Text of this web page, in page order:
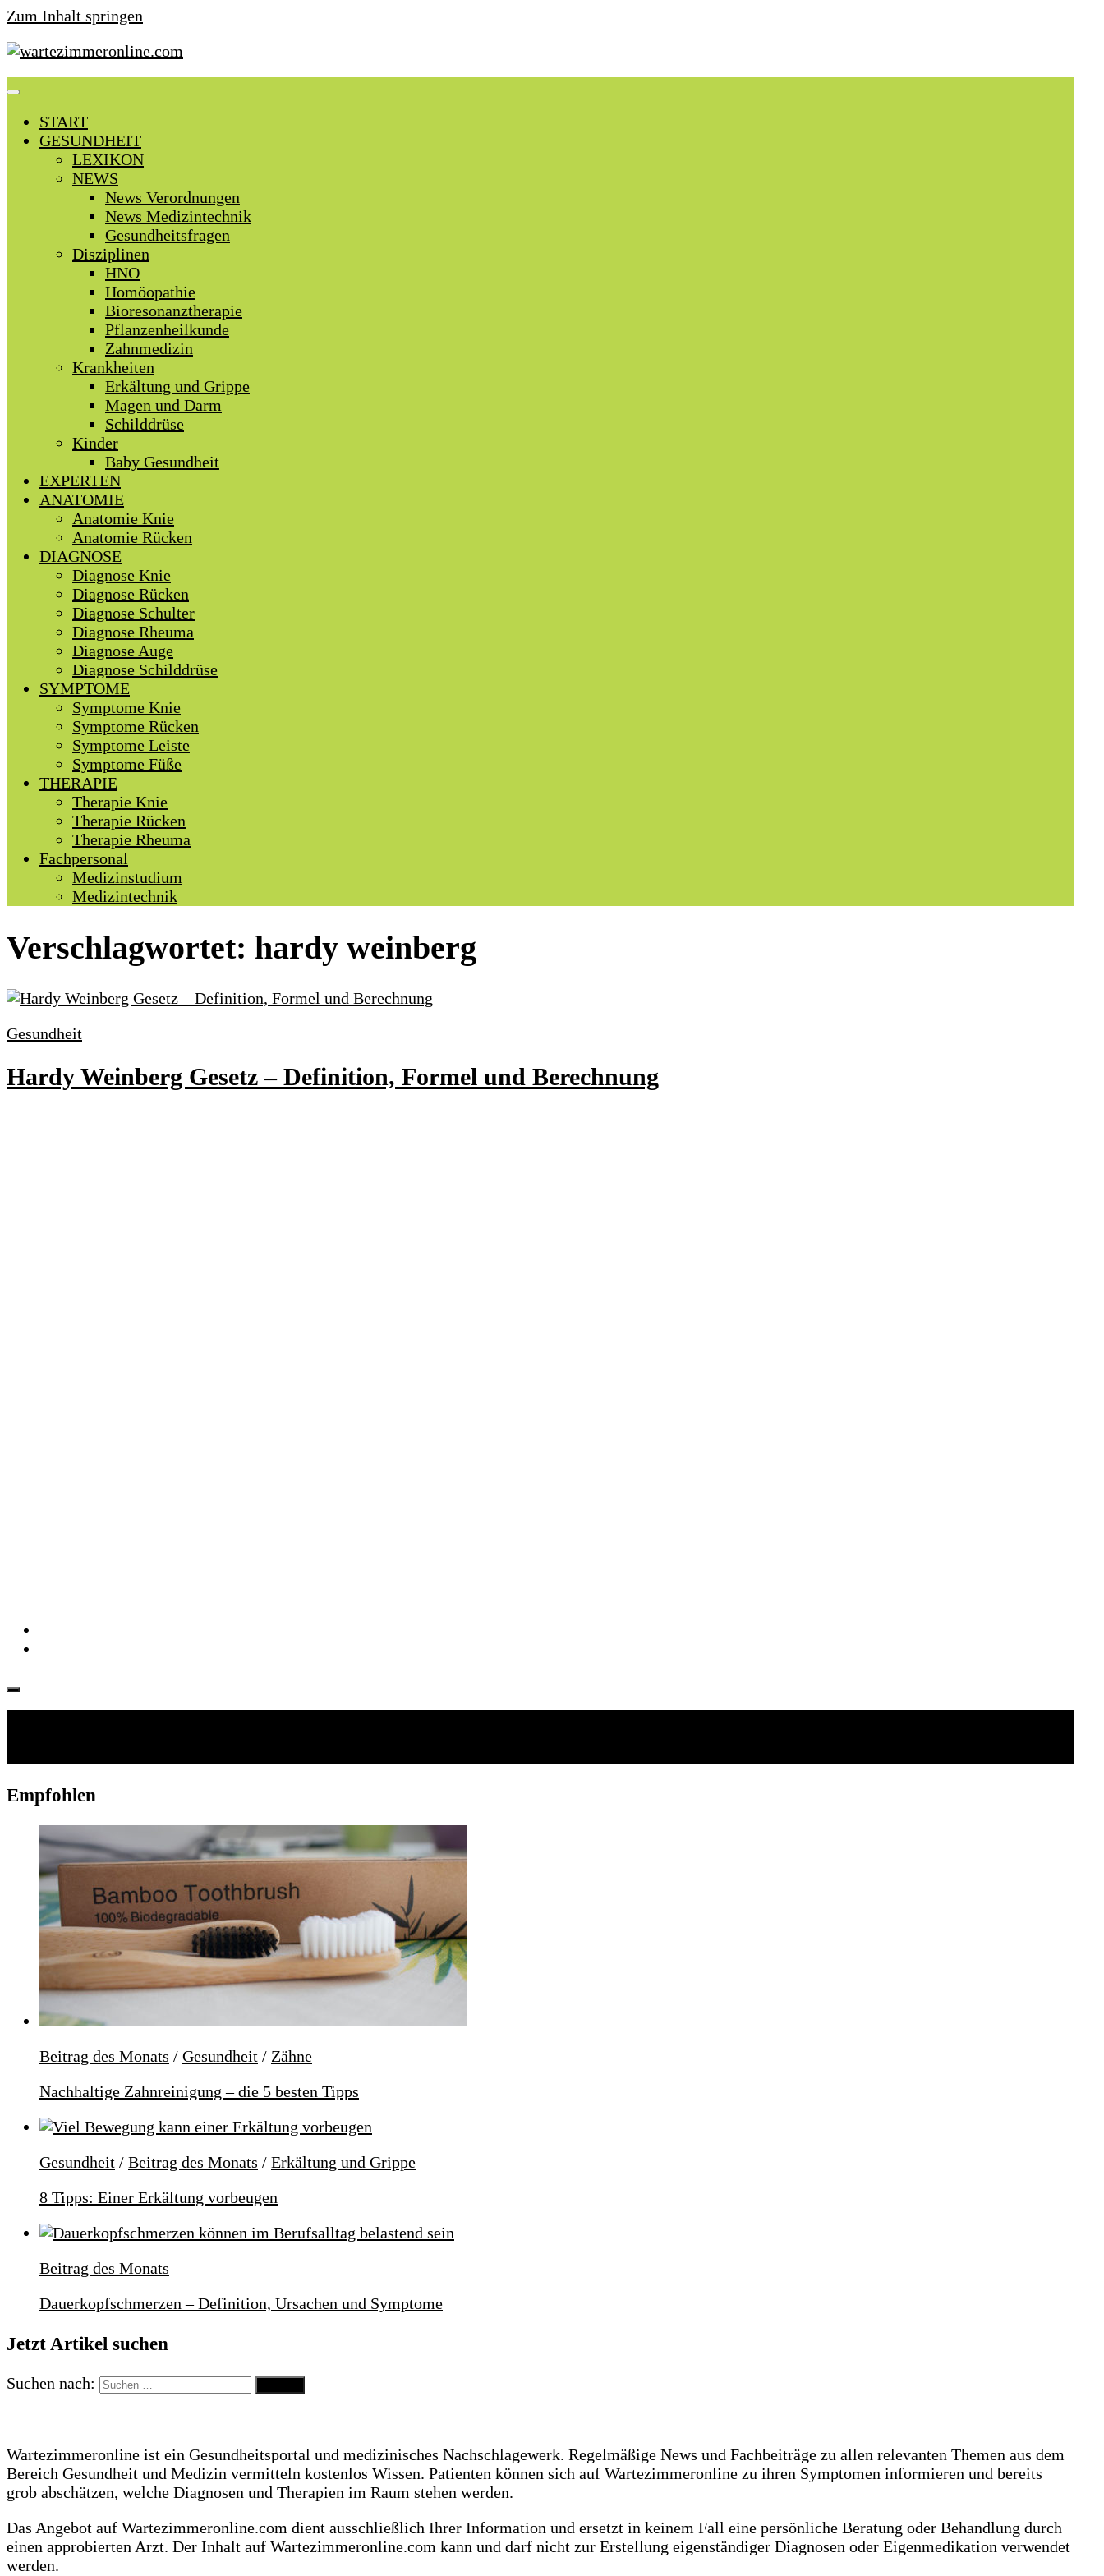
Zum Inhalt springen
START
GESUNDHEIT
LEXIKON
NEWS
News Verordnungen
News Medizintechnik
Gesundheitsfragen
Disziplinen
HNO
Homöopathie
Bioresonanztherapie
Pflanzenheilkunde
Zahnmedizin
Krankheiten
Erkältung und Grippe
Magen und Darm
Schilddrüse
Kinder
Baby Gesundheit
EXPERTEN
ANATOMIE
Anatomie Knie
Anatomie Rücken
DIAGNOSE
Diagnose Knie
Diagnose Rücken
Diagnose Schulter
Diagnose Rheuma
Diagnose Auge
Diagnose Schilddrüse
SYMPTOME
Symptome Knie
Symptome Rücken
Symptome Leiste
Symptome Füße
THERAPIE
Therapie Knie
Therapie Rücken
Therapie Rheuma
Fachpersonal
Medizinstudium
Medizintechnik
Verschlagwortet: hardy weinberg
Gesundheit
Hardy Weinberg Gesetz – Definition, Formel und Berechnung
Empfohlen
Beitrag des Monats / Gesundheit / Zähne
Nachhaltige Zahnreinigung – die 5 besten Tipps
Gesundheit / Beitrag des Monats / Erkältung und Grippe
8 Tipps: Einer Erkältung vorbeugen
Beitrag des Monats
Dauerkopfschmerzen – Definition, Ursachen und Symptome
Jetzt Artikel suchen
Suchen nach:
Wartezimmeronline ist ein Gesundheitsportal und medizinisches Nachschlagewerk. Regelmäßige News und Fachbeiträge zu allen relevanten Themen aus dem
Bereich Gesundheit und Medizin vermitteln kostenlos Wissen. Patienten können sich auf Wartezimmeronline zu ihren Symptomen informieren und bereits
grob abschätzen, welche Diagnosen und Therapien im Raum stehen werden.
Das Angebot auf Wartezimmeronline.com dient ausschließlich Ihrer Information und ersetzt in keinem Fall eine persönliche Beratung oder Behandlung durch
einen approbierten Arzt. Der Inhalt auf Wartezimmeronline.com kann und darf nicht zur Erstellung eigenständiger Diagnosen oder Eigenmedikation verwendet
werden.